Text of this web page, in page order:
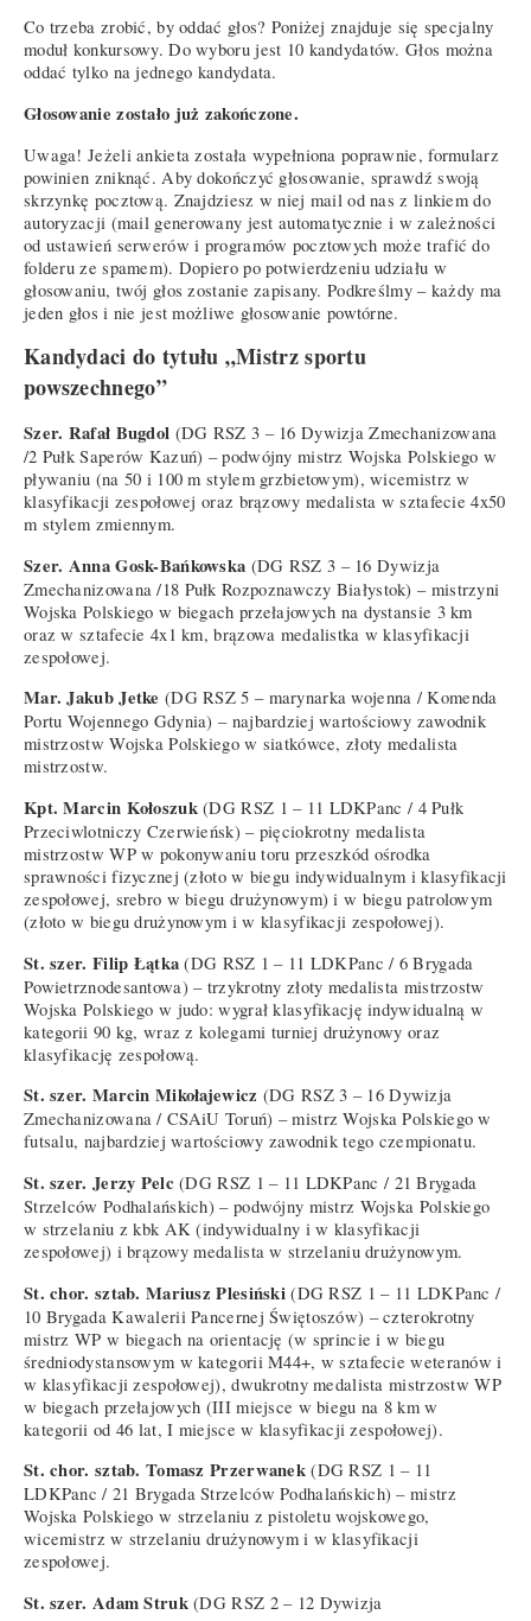
Co trzeba zrobić, by oddać głos? Poniżej znajduje się specjalny
moduł konkursowy. Do wyboru jest 10 kandydatów. Głos można
oddać tylko na jednego kandydata.
Głosowanie zostało już zakończone.
Uwaga! Jeżeli ankieta została wypełniona poprawnie, formularz
powinien zniknąć. Aby dokończyć głosowanie, sprawdź swoją
skrzynkę pocztową. Znajdziesz w niej mail od nas z linkiem do
autoryzacji (mail generowany jest automatycznie i w zależności
od ustawień serwerów i programów pocztowych może trafić do
folderu ze spamem). Dopiero po potwierdzeniu udziału w
głosowaniu, twój głos zostanie zapisany. Podkreślmy – każdy ma
jeden głos i nie jest możliwe głosowanie powtórne.
Kandydaci do tytułu „Mistrz sportu
powszechnego”
Szer. Rafał Bugdol (DG RSZ 3 – 16 Dywizja Zmechanizowana
/2 Pułk Saperów Kazuń) – podwójny mistrz Wojska Polskiego w
pływaniu (na 50 i 100 m stylem grzbietowym), wicemistrz w
klasyfikacji zespołowej oraz brązowy medalista w sztafecie 4x50
m stylem zmiennym.
Szer. Anna Gosk-Bańkowska (DG RSZ 3 – 16 Dywizja
Zmechanizowana /18 Pułk Rozpoznawczy Białystok) – mistrzyni
Wojska Polskiego w biegach przełajowych na dystansie 3 km
oraz w sztafecie 4x1 km, brązowa medalistka w klasyfikacji
zespołowej.
Mar. Jakub Jetke (DG RSZ 5 – marynarka wojenna / Komenda
Portu Wojennego Gdynia) – najbardziej wartościowy zawodnik
mistrzostw Wojska Polskiego w siatkówce, złoty medalista
mistrzostw.
Kpt. Marcin Kołoszuk(DG RSZ 1 – 11 LDKPanc / 4 Pułk
Przeciwlotniczy Czerwieńsk) – pięciokrotny medalista
mistrzostw WP w pokonywaniu toru przeszkód ośrodka
sprawności fizycznej (złoto w biegu indywidualnym i klasyfikacji
zespołowej, srebro w biegu drużynowym) i w biegu patrolowym
(złoto w biegu drużynowym i w klasyfikacji zespołowej).
St. szer. Filip Łątka (DG RSZ 1 – 11 LDKPanc / 6 Brygada
Powietrznodesantowa) – trzykrotny złoty medalista mistrzostw
Wojska Polskiego w judo: wygrał klasyfikację indywidualną w
kategorii 90 kg, wraz z kolegami turniej drużynowy oraz
klasyfikację zespołową.
St. szer. Marcin Mikołajewicz (DG RSZ 3 – 16 Dywizja
Zmechanizowana / CSAiU Toruń) – mistrz Wojska Polskiego w
futsalu, najbardziej wartościowy zawodnik tego czempionatu.
St. szer. Jerzy Pelc (DG RSZ 1 – 11 LDKPanc / 21 Brygada
Strzelców Podhalańskich) – podwójny mistrz Wojska Polskiego
w strzelaniu z kbk AK (indywidualny i w klasyfikacji
zespołowej) i brązowy medalista w strzelaniu drużynowym.
St. chor. sztab. Mariusz Plesiński (DG RSZ 1 – 11 LDKPanc /
10 Brygada Kawalerii Pancernej Świętoszów) – czterokrotny
mistrz WP w biegach na orientację (w sprincie i w biegu
średniodystansowym w kategorii M44+, w sztafecie weteranów i
w klasyfikacji zespołowej), dwukrotny medalista mistrzostw WP
w biegach przełajowych (III miejsce w biegu na 8 km w
kategorii od 46 lat, I miejsce w klasyfikacji zespołowej).
St. chor. sztab. Tomasz Przerwanek(DG RSZ 1 – 11
LDKPanc / 21 Brygada Strzelców Podhalańskich) – mistrz
Wojska Polskiego w strzelaniu z pistoletu wojskowego,
wicemistrz w strzelaniu drużynowym i w klasyfikacji
zespołowej.
St. szer. Adam Struk(DG RSZ 2 – 12 Dywizja